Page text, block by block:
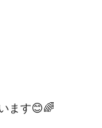
ます😊🌈